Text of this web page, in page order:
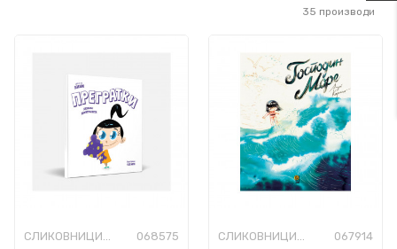
35 производи
СЛИКОВНИЦИ СО ТВРДИ СТРАНИЦИ 068575 СЛИКОВНИЦИ СО ТВРДИ СТРАНИЦИ 067914